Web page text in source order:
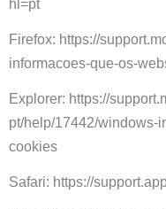
hl=pt
Firefox: https://
informacoes-que-os-
Explorer: https://
pt/help/17442/windows-
cookies
Safari: https://